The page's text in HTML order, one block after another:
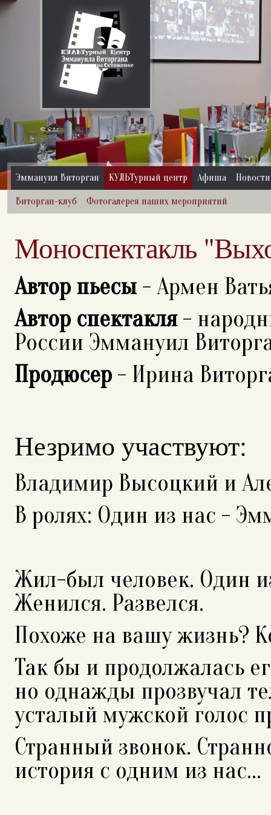
Эммануил Виторган КУЛЬТурный центр Афиша Новости
Виторган-клуб Фотогалерея наших мероприятий
Моноспектакль
Автор пьесы - Армен
Автор спектакля-
России Эммануил
Продюсер- Ирина
Незримо участвуют:
Владимир Высоцкий и
В ролях: Один из нас -
Жил-был человек. Один
Женился. Развелся.
Похоже на вашу жизнь?
Так бы и продолжалась
но однажды прозвучал
усталый мужской голос
Странный звонок.
история с одним из нас...